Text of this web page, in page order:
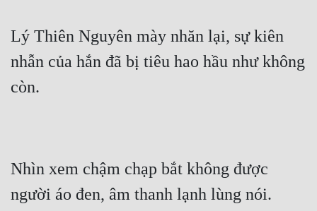
Lý Thiên Nguyên mày nhăn lại, sự kiên
nhẫn của hắn đã bị tiêu hao hầu như không
còn.
Nhìn xem chậm chạp bắt không được
người áo đen, âm thanh lạnh lùng nói.